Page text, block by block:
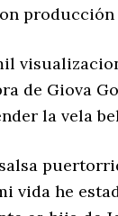
Giova
la vela
vida he